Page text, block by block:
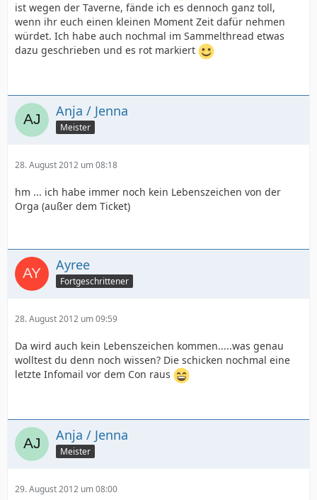
ist wegen der Taverne, fände ich es dennoch ganz toll,
wenn ihr euch einen kleinen Moment Zeit dafür nehmen
würdet. Ich habe auch nochmal im Sammelthread etwas
dazu geschrieben und es rot markiert
Anja / Jenna
Meister
28. August 2012 um 08:18
hm ... ich habe immer noch kein Lebenszeichen von der
Orga (außer dem Ticket)
Ayree
Fortgeschrittener
28. August 2012 um 09:59
Da wird auch kein Lebenszeichen kommen.....was genau
wolltest du denn noch wissen? Die schicken nochmal eine
letzte Infomail vor dem Con raus
Anja / Jenna
Meister
29. August 2012 um 08:00